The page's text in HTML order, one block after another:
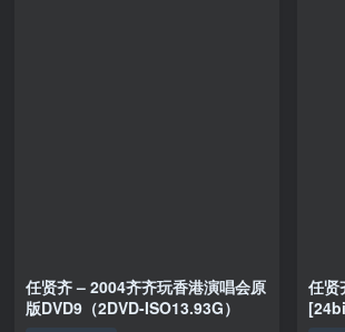
任贤齐 – 2004齐齐玩香港演唱会原
版DVD9（2DVD-ISO13.93G）
任贤